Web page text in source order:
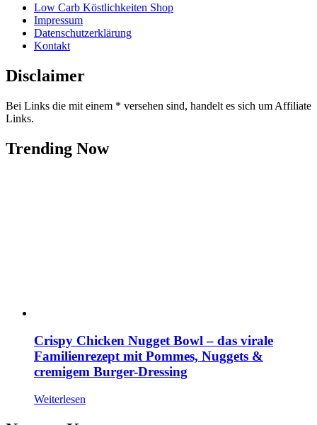
Low Carb Köstlichkeiten Shop
Impressum
Datenschutzerklärung
Kontakt
Disclaimer
Bei Links die mit einem * versehen sind, handelt es sich um Affiliate
Links.
Trending Now
Crispy Chicken Nugget Bowl – das virale
Familienrezept mit Pommes, Nuggets &
cremigem Burger-Dressing
Weiterlesen